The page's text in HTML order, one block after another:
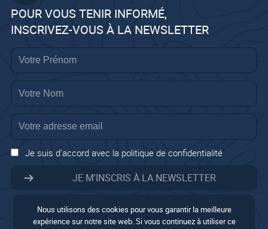
POUR VOUS TENIR INFORMÉ,
INSCRIVEZ-VOUS À LA NEWSLETTER
Je suis d'accord avec la politique de confidentialité
Nous utilisons des cookies pour vous garantir la meilleure
expérience sur notre site web. Si vous continuez à utiliser ce